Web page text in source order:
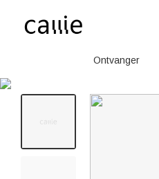
Ontvanger